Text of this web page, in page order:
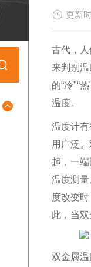
更新
古代，
来判别
的“冷"“
温度。
温度计
用广泛
起，一
温度测
度改变
此，当
双金属